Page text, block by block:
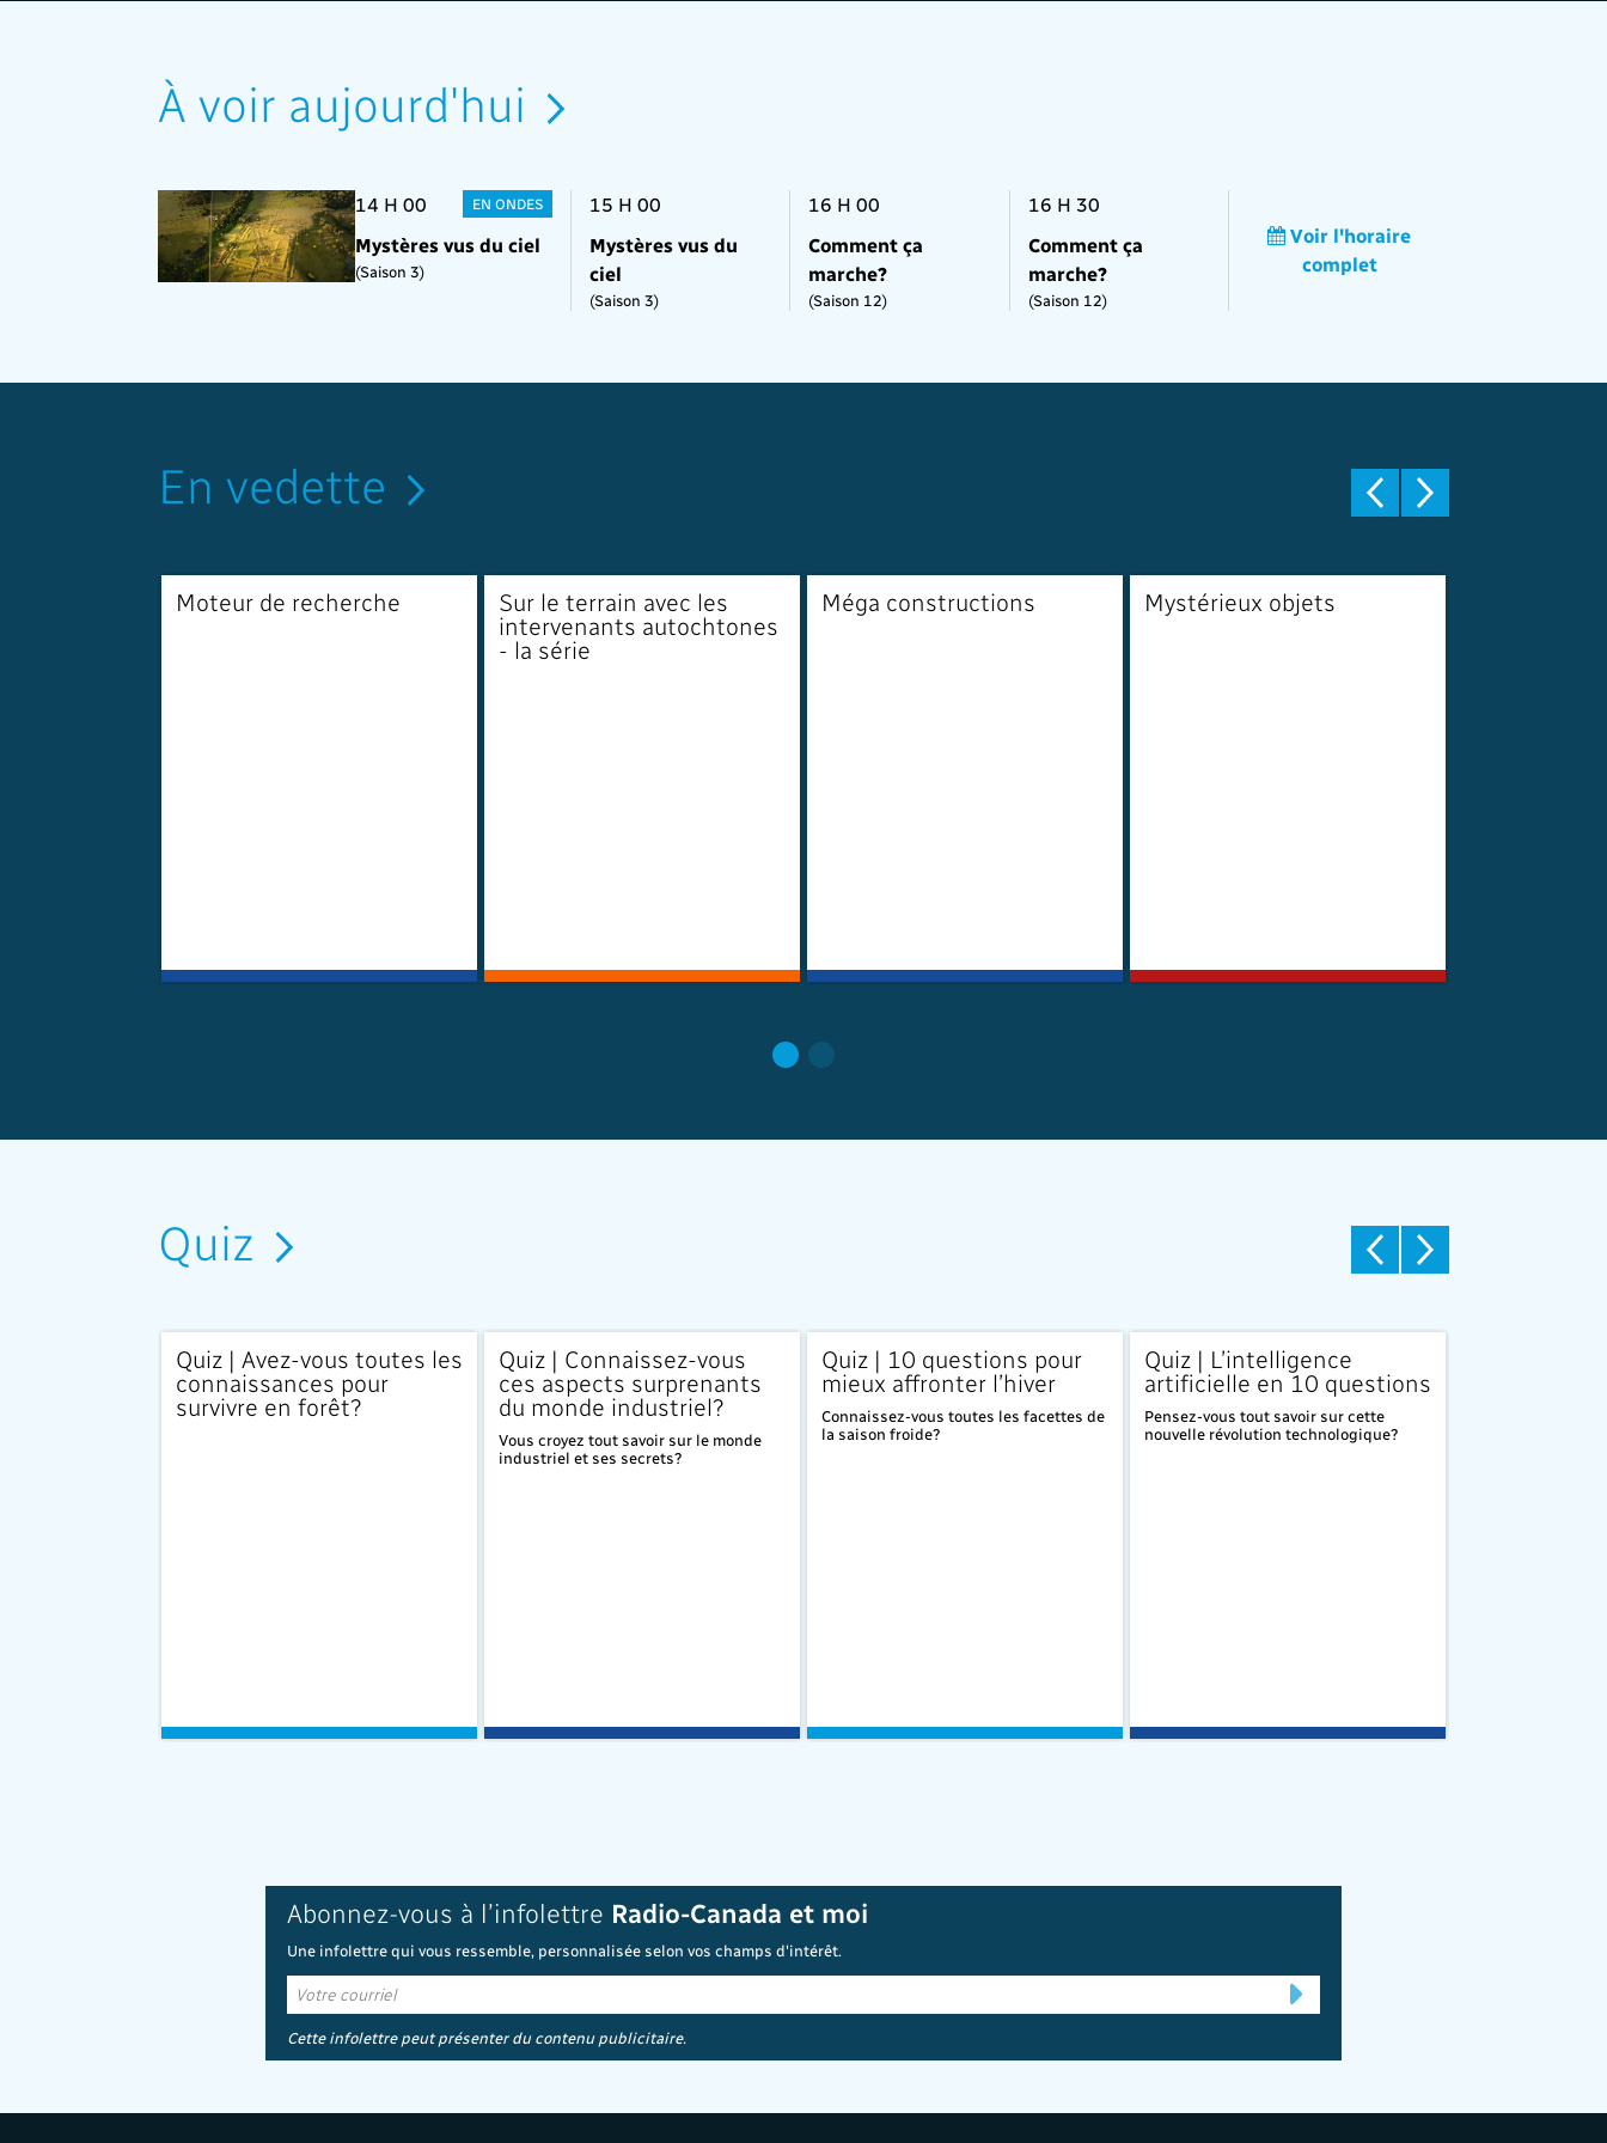
À voir aujourd'hui
14 H 00 EN ONDES
Mystères vus du ciel
(Saison 3)
15 H 00
Mystères vus du
ciel
(Saison 3)
16 H 00
Comment ça
marche?
(Saison 12)
16 H 30
Comment ça
marche?
(Saison 12)
Voir l'horaire
complet
En vedette
Moteur de recherche
Sur le terrain avec les
intervenants autochtones
- la série
Méga constructions Mystérieux objets
Quiz
Quiz | Avez-vous toutes les
connaissances pour
survivre en forêt?
Quiz | Connaissez-vous
ces aspects surprenants
du monde industriel?
Vous croyez tout savoir sur le monde
industriel et ses secrets?
Quiz | 10 questions pour
mieux affronter l’hiver
Connaissez-vous toutes les facettes de
la saison froide?
Quiz | L’intelligence
artificielle en 10 questions
Pensez-vous tout savoir sur cette
nouvelle révolution technologique?
Abonnez-vous à l’infolettre Radio-Canada et moi
Une infolettre qui vous ressemble, personnalisée selon vos champs d'intérêt.
Cette infolettre peut présenter du contenu publicitaire.